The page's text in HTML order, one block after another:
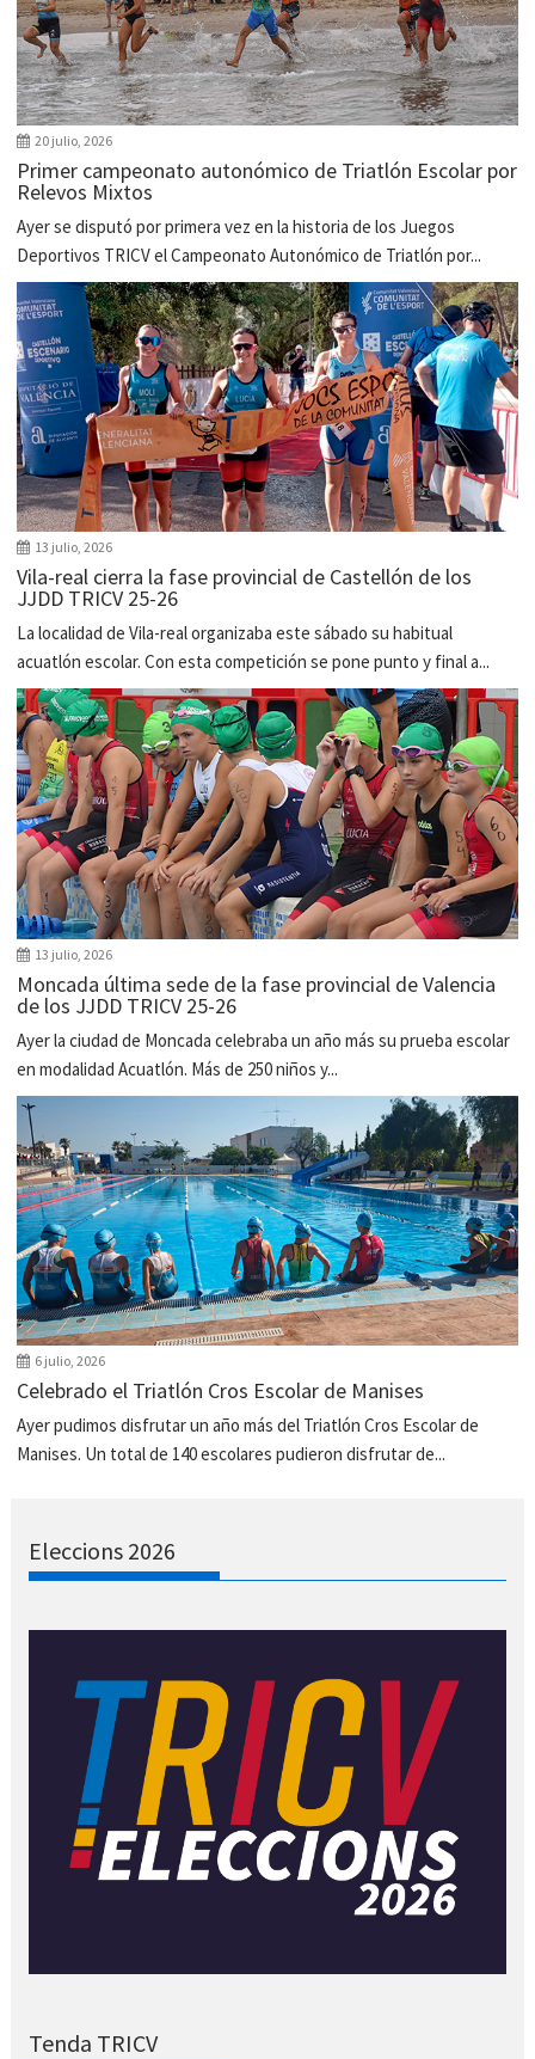
20 julio, 2026
Primer campeonato autonómico de Triatlón Escolar por
Relevos Mixtos
Ayer se disputó por primera vez en la historia de los Juegos
Deportivos TRICV el Campeonato Autonómico de Triatlón por...
13 julio, 2026
Vila-real cierra la fase provincial de Castellón de los
JJDD TRICV 25-26
La localidad de Vila-real organizaba este sábado su habitual
acuatlón escolar. Con esta competición se pone punto y final a...
13 julio, 2026
Moncada última sede de la fase provincial de Valencia
de los JJDD TRICV 25-26
Ayer la ciudad de Moncada celebraba un año más su prueba escolar
en modalidad Acuatlón. Más de 250 niños y...
6 julio, 2026
Celebrado el Triatlón Cros Escolar de Manises
Ayer pudimos disfrutar un año más del Triatlón Cros Escolar de
Manises. Un total de 140 escolares pudieron disfrutar de...
Eleccions 2026
Tenda TRICV